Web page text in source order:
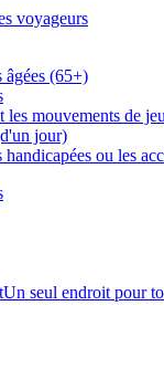
voyageurs
âgées (65+)
les mouvements de
jour)
handicapées ou les
Un seul endroit pour